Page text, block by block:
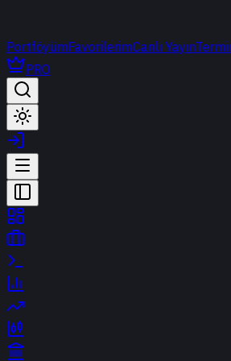
PortföyümFavorilerimCanlı Yayın
PRO